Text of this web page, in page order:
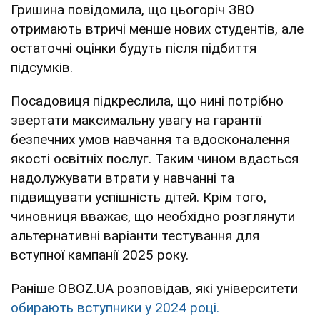
Гришина повідомила, що цьогоріч ЗВО
отримають втричі менше нових студентів, але
остаточні оцінки будуть після підбиття
підсумків.
Посадовиця підкреслила, що нині потрібно
звертати максимальну увагу на гарантії
безпечних умов навчання та вдосконалення
якості освітніх послуг. Таким чином вдасться
надолужувати втрати у навчанні та
підвищувати успішність дітей. Крім того,
чиновниця вважає, що необхідно розглянути
альтернативні варіанти тестування для
вступної кампанії 2025 року.
Раніше OBOZ.UA розповідав, які університети
обирають вступники у 2024 році.